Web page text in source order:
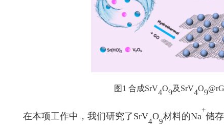
图 1 合成SrV4O9及 SrV4O9
在本项工作中，我们研究了SrV4O9材料的Na
+
储